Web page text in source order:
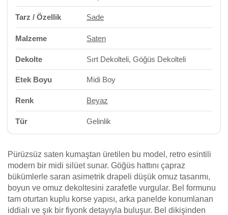
Tarz / Özellik Sade
Malzeme Saten
Dekolte Sırt Dekolteli, Göğüs Dekolteli
Etek Boyu Midi Boy
Renk Beyaz
Tür Gelinlik
Pürüzsüz saten kumaştan üretilen bu model, retro esintili
modern bir midi silüet sunar. Göğüs hattını çapraz
bükümlerle saran asimetrik drapeli düşük omuz tasarımı,
boyun ve omuz dekoltesini zarafetle vurgular. Bel formunu
tam oturtan kuplu korse yapısı, arka panelde konumlanan
iddialı ve şık bir fiyonk detayıyla buluşur. Bel dikişinden